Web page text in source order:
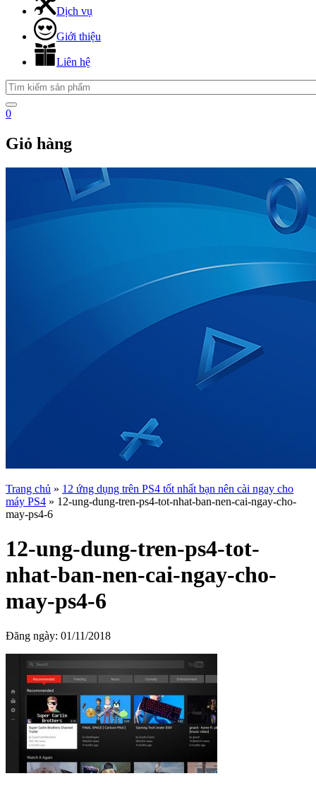
Dịch vụ
Giới thiệu
Liên hệ
0
Giỏ hàng
Trang chủ » 12 ứng dụng trên PS4 tốt nhất bạn nên cài ngay cho
máy PS4 » 12-ung-dung-tren-ps4-tot-nhat-ban-nen-cai-ngay-cho-
may-ps4-6
12-ung-dung-tren-ps4-tot-
nhat-ban-nen-cai-ngay-cho-
may-ps4-6
Đăng ngày: 01/11/2018